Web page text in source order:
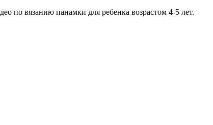
по вязанию панамки для ребенка возрастом 4-5 лет.